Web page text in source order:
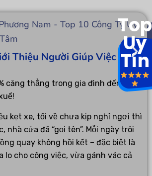
Nam - Top 10 Công Ty Uy
Thiệu Người Giúp Việc Tại
căng thẳng trong gia đình đến từ…
kẹt xe, tối về chưa kịp nghỉ ngơi thì
nhà cửa đã “gọi tên”. Mỗi ngày trôi
quay không hồi kết – đặc biệt là
lo cho công việc, vừa gánh vác cả
Top
Uy
Tín